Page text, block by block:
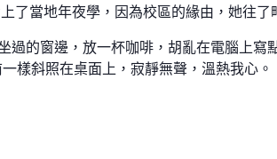
了當地年夜學，因為校區的緣由，她往了
過的窗邊，放一杯咖啡，胡亂在電腦上寫
一樣斜照在桌面上，寂靜無聲，溫熱我